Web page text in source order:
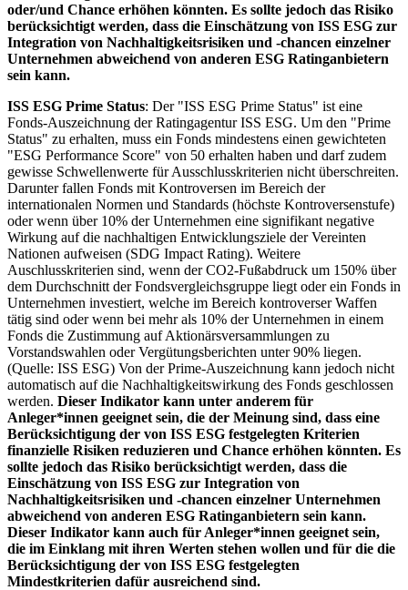
oder/und Chance erhöhen könnten. Es sollte jedoch das Risiko
berücksichtigt werden, dass die Einschätzung von ISS ESG zur
Integration von Nachhaltigkeitsrisiken und -chancen einzelner
Unternehmen abweichend von anderen ESG Ratinganbietern
sein kann.
ISS ESG Prime Status: Der "ISS ESG Prime Status" ist eine
Fonds-Auszeichnung der Ratingagentur ISS ESG. Um den "Prime
Status" zu erhalten, muss ein Fonds mindestens einen gewichteten
"ESG Performance Score" von 50 erhalten haben und darf zudem
gewisse Schwellenwerte für Ausschlusskriterien nicht überschreiten.
Darunter fallen Fonds mit Kontroversen im Bereich der
internationalen Normen und Standards (höchste Kontroversenstufe)
oder wenn über 10% der Unternehmen eine signifikant negative
Wirkung auf die nachhaltigen Entwicklungsziele der Vereinten
Nationen aufweisen (SDG Impact Rating). Weitere
Auschlusskriterien sind, wenn der CO2-Fußabdruck um 150% über
dem Durchschnitt der Fondsvergleichsgruppe liegt oder ein Fonds in
Unternehmen investiert, welche im Bereich kontroverser Waffen
tätig sind oder wenn bei mehr als 10% der Unternehmen in einem
Fonds die Zustimmung auf Aktionärsversammlungen zu
Vorstandswahlen oder Vergütungsberichten unter 90% liegen.
(Quelle: ISS ESG) Von der Prime-Auszeichnung kann jedoch nicht
automatisch auf die Nachhaltigkeitswirkung des Fonds geschlossen
werden. Dieser Indikator kann unter anderem für
Anleger*innen geeignet sein, die der Meinung sind, dass eine
Berücksichtigung der von ISS ESG festgelegten Kriterien
finanzielle Risiken reduzieren und Chance erhöhen könnten. Es
sollte jedoch das Risiko berücksichtigt werden, dass die
Einschätzung von ISS ESG zur Integration von
Nachhaltigkeitsrisiken und -chancen einzelner Unternehmen
abweichend von anderen ESG Ratinganbietern sein kann.
Dieser Indikator kann auch für Anleger*innen geeignet sein,
die im Einklang mit ihren Werten stehen wollen und für die die
Berücksichtigung der von ISS ESG festgelegten
Mindestkriterien dafür ausreichend sind.